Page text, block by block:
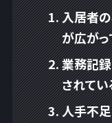
入居者
が広が
業務記
されてい
人手不